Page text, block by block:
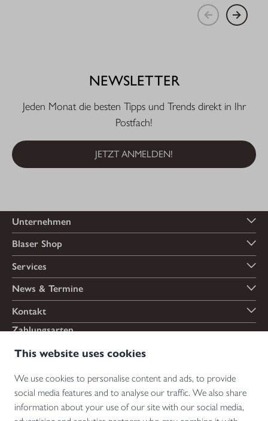
This website uses cookies
We use cookies to personalise content and ads, to provide
social media features and to analyse our traffic. We also share
information about your use of our site with our social media,
NEWSLETTER
Jeden Monat die besten Tipps und Trends direkt in Ihr
Postfach!
JETZT ANMELDEN!
Unternehmen
Blaser Shop
Services
News & Termine
Kontakt
Zahlungsarten
Versandarten